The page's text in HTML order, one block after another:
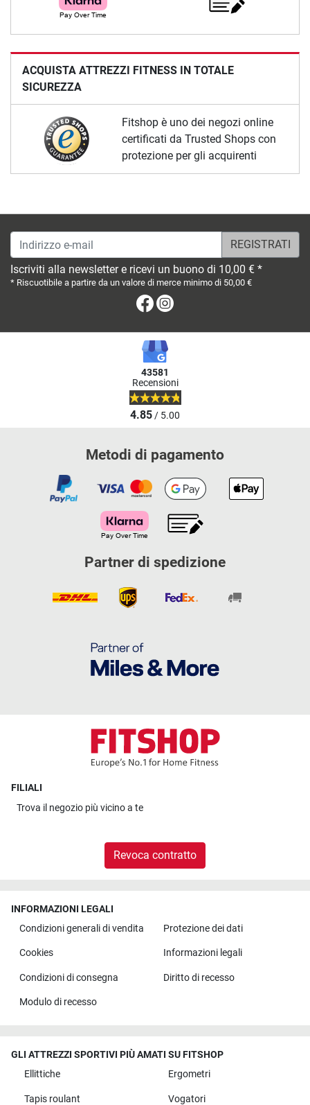
ACQUISTA ATTREZZI FITNESS IN TOTALE
SICUREZZA
Fitshop è uno dei negozi online
certificati da Trusted Shops con
protezione per gli acquirenti
Indirizzo e-mail
Iscriviti alla newsletter e ricevi un buono di 10,00 € *
* Riscuotibile a partire da un valore di merce minimo di 50,00 €
Facebook
43581
Recensioni
4.85/ 5.00
Metodi di pagamento
Partner di spedizione
FILIALI
Trova il negozio più vicino a te
Revoca contratto
INFORMAZIONI LEGALI
Condizioni generali di vendita
Protezione dei dati
Cookies Informazioni legali
Condizioni di consegna Diritto di recesso
Modulo di recesso
GLI ATTREZZI SPORTIVI PIÙ AMATI SU FITSHOP
Ellittiche
Ergometri
Tapis roulant Vogatori